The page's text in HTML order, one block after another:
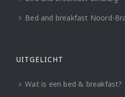
Bed and breakfast Noord-
UITGELICHT
Wat is een bed & breakfast?